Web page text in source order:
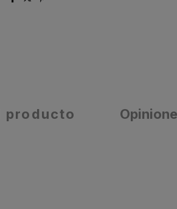
producto